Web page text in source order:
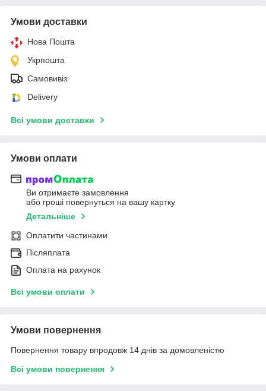
Умови доставки
Нова Пошта
Укрпошта
Самовивіз
Delivery
Всі умови доставки
Умови оплати
Ви отримаєте замовлення
або гроші повернуться на вашу картку
Детальніше
Оплатити частинами
Післяплата
Оплата на рахунок
Всі умови оплати
Умови повернення
Повернення товару впродовж 14 днів за домовленістю
Всі умови повернення